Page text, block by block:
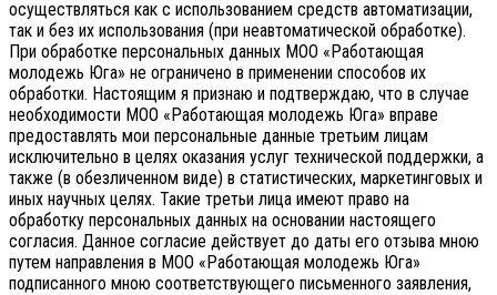
осуществляться как с использованием средств автоматизации,
так и без их использования (при неавтоматической обработке).
При обработке персональных данных МОО «Работающая
молодежь Юга» не ограничено в применении способов их
обработки. Настоящим я признаю и подтверждаю, что в случае
необходимости МОО «Работающая молодежь Юга» вправе
предоставлять мои персональные данные третьим лицам
исключительно в целях оказания услуг технической поддержки, а
также (в обезличенном виде) в статистических, маркетинговых и
иных научных целях. Такие третьи лица имеют право на
обработку персональных данных на основании настоящего
согласия. Данное согласие действует до даты его отзыва мною
путем направления в МОО «Работающая молодежь Юга»
подписанного мною соответствующего письменного заявления,